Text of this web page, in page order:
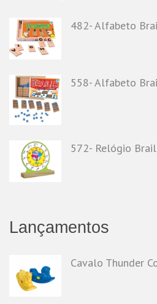
482- Alfabeto
558- Alfabeto
572- Relógio
Lançamentos
Cavalo Thunder